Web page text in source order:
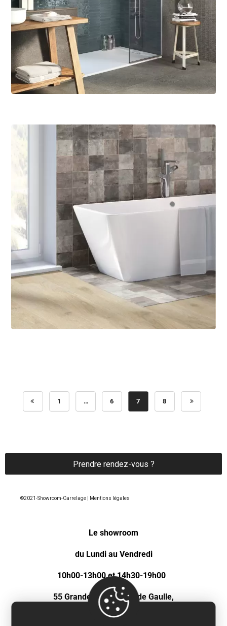
1 … 6 7 8
Prendre rendez-vous ?
©2021-Showroom-Carrelage | Mentions légales
Le showroom
du Lundi au Vendredi
10h00-13h00 et 14h30-19h00
55 Grande rue Charles de Gaulle,
92600 Asnières-sur Seine.
Tél: 01 44 09 06 65